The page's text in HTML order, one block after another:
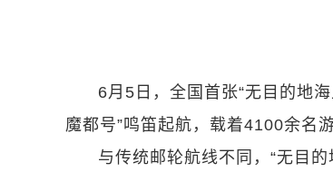
6月5日，全国首张“无目的地
魔都号”鸣笛起航，载着4100余名
与传统邮轮航线不同，“无目